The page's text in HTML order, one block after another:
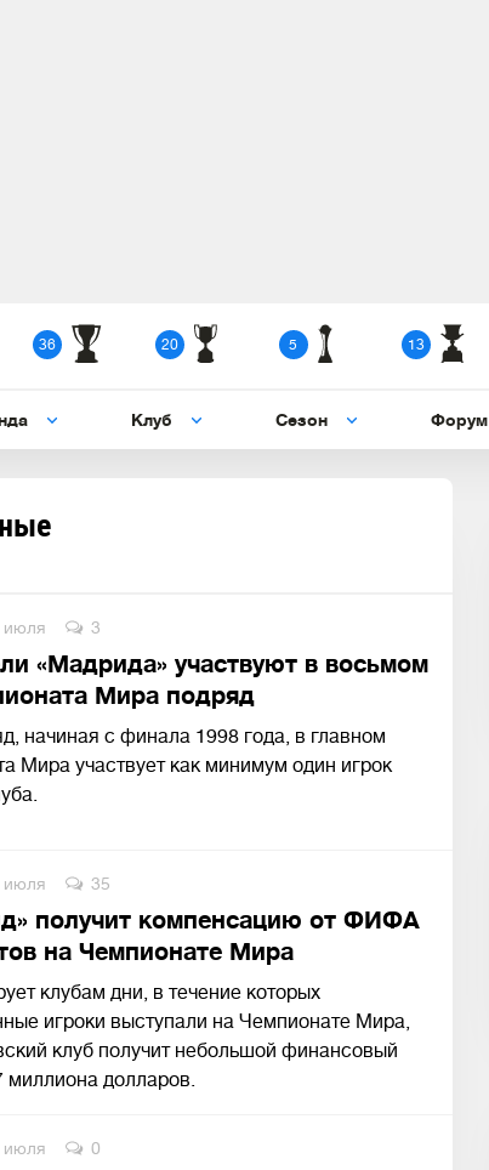
36 20 5 13
Клуб Сезон Форум
июля 3
«Мадрида» участвуют в восьмом
Мира подряд
начиная с финала 1998 года, в главном
Мира участвует как минимум один игрок
июля 35
получит компенсацию от ФИФА
на Чемпионате Мира
клубам дни, в течение которых
игроки выступали на Чемпионате Мира,
клуб получит небольшой финансовый
миллиона долларов.
июля 0